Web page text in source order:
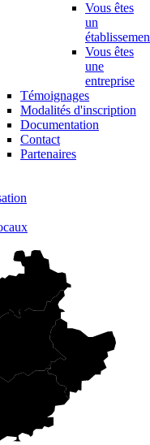
Vous êtes
un
Vous êtes
une
entreprise
Témoignages
Modalités d'inscription
Documentation
Contact
Partenaires